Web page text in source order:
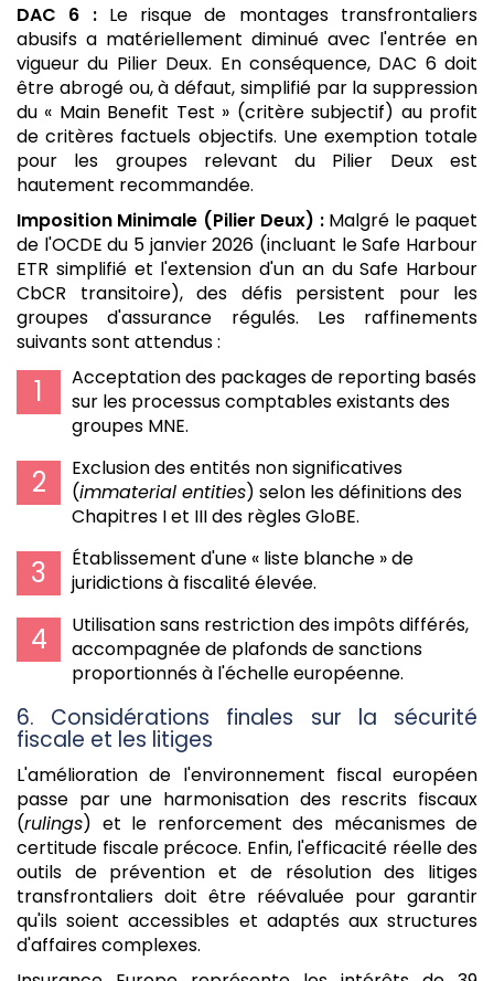
DAC 6 :Le risque de montages transfrontaliers
abusifs a matériellement diminué avec l'entrée en
vigueur du Pilier Deux. En conséquence, DAC 6 doit
être abrogé ou, à défaut, simplifié par la suppression
du « Main Benefit Test » (critère subjectif) au profit
de critères factuels objectifs. Une exemption totale
pour les groupes relevant du Pilier Deux est
hautement recommandée.
Imposition Minimale (Pilier Deux) :Malgré le paquet
de l'OCDE du 5 janvier 2026 (incluant le Safe Harbour
ETR simplifié et l'extension d'un an du Safe Harbour
CbCR transitoire), des défis persistent pour les
groupes d'assurance régulés. Les raffinements
suivants sont attendus :
Acceptation des packages de reporting basés
sur les processus comptables existants des
groupes MNE.
Exclusion des entités non significatives
(immaterial entities) selon les définitions des
Chapitres I et III des règles GloBE.
Établissement d'une « liste blanche » de
juridictions à fiscalité élevée.
Utilisation sans restriction des impôts différés,
accompagnée de plafonds de sanctions
proportionnés à l'échelle européenne.
6. Considérations finales sur la sécurité
fiscale et les litiges
L'amélioration de l'environnement fiscal européen
passe par une harmonisation des rescrits fiscaux
(rulings) et le renforcement des mécanismes de
certitude fiscale précoce. Enfin, l'efficacité réelle des
outils de prévention et de résolution des litiges
transfrontaliers doit être réévaluée pour garantir
qu'ils soient accessibles et adaptés aux structures
d'affaires complexes.